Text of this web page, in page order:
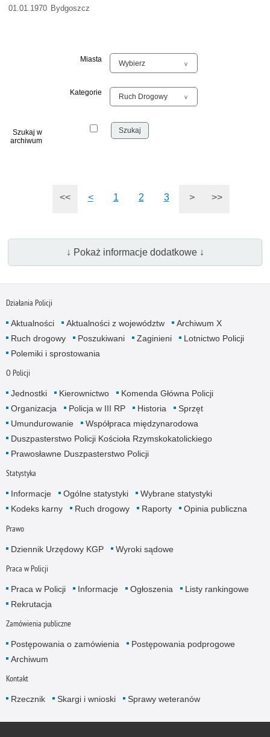
01.01.1970 Bydgoszcz
Miasta
Kategorie
Szukaj w
archiwum
<< < 1 2 3 > >>
↓ Pokaż informacje dodatkowe ↓
Działania Policji
Aktualności Aktualności z województw
Archiwum X
Ruch drogowy
Poszukiwani Zaginieni
Lotnictwo Policji
Polemiki i sprostowania
O Policji
Jednostki Kierownictwo
Komenda Główna Policji
Organizacja
Policja w III RP Historia
Sprzęt
Umundurowanie
Współpraca międzynarodowa
Duszpasterstwo Policji Kościoła Rzymskokatolickiego
Prawosławne Duszpasterstwo Policji
Statystyka
Informacje Ogólne statystyki
Wybrane statystyki
Kodeks karny
Ruch drogowy Raporty Opinia publiczna
Prawo
Dziennik Urzędowy KGP Wyroki sądowe
Praca w Policji
Praca w Policji Informacje Ogłoszenia
Listy rankingowe
Rekrutacja
Zamówienia publiczne
Postępowania o zamówienia
Postępowania podprogowe
Archiwum
Kontakt
Rzecznik Skargi i wnioski Sprawy weteranów